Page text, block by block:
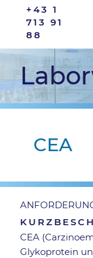
+43 1
713 91
88
CEA
CEA
Glykoprotein